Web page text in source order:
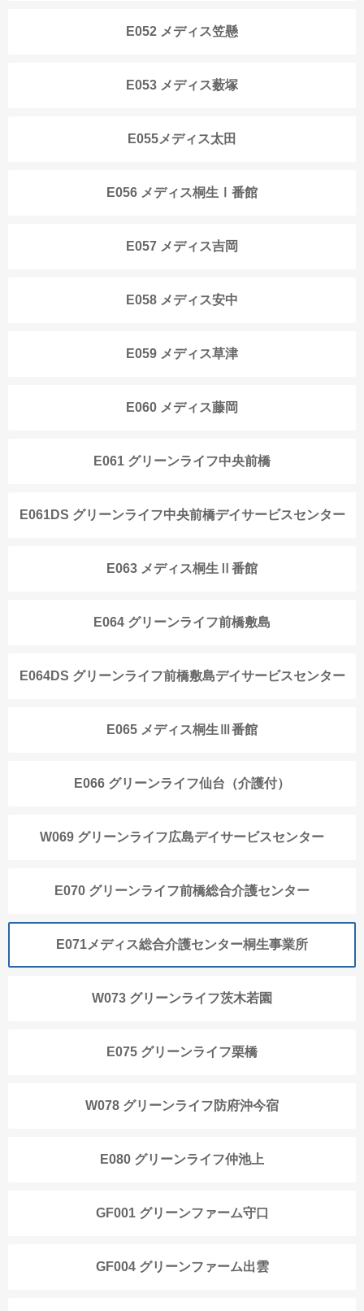
E052 メディス笠懸
E053 メディス薮塚
E055メディス太田
E056 メディス桐生Ⅰ番館
E057 メディス吉岡
E058 メディス安中
E059 メディス草津
E060 メディス藤岡
E061 グリーンライフ中央前橋
E061DS グリーンライフ中央前橋デイサービスセンター
E063 メディス桐生Ⅱ番館
E064 グリーンライフ前橋敷島
E064DS グリーンライフ前橋敷島デイサービスセンター
E065 メディス桐生Ⅲ番館
E066 グリーンライフ仙台（介護付）
W069 グリーンライフ広島デイサービスセンター
E070 グリーンライフ前橋総合介護センター
E071メディス総合介護センター桐生事業所
W073 グリーンライフ茨木若園
E075 グリーンライフ栗橋
W078 グリーンライフ防府沖今宿
E080 グリーンライフ仲池上
GF001 グリーンファーム守口
GF004 グリーンファーム出雲